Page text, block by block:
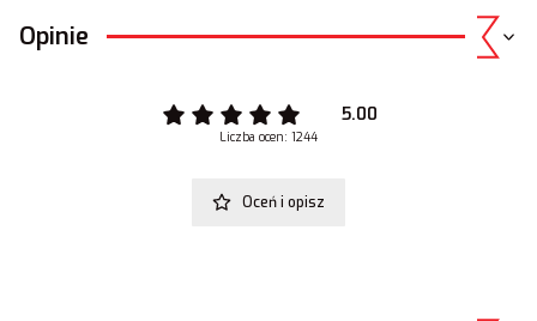
Opinie
5.00
Liczba ocen: 1244
Oceń i opisz